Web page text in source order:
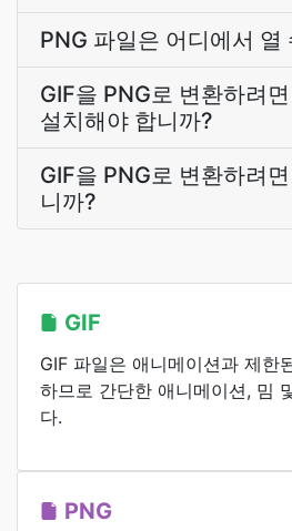
PNG 파일은 어디에서 열
GIF을 PNG로 변환하려
설치해야 합니까?
GIF을 PNG로 변환하려
니까?
GIF
GIF 파일은 애니메이션과 제한
하므로 간단한 애니메이션, 밈
다.
PNG